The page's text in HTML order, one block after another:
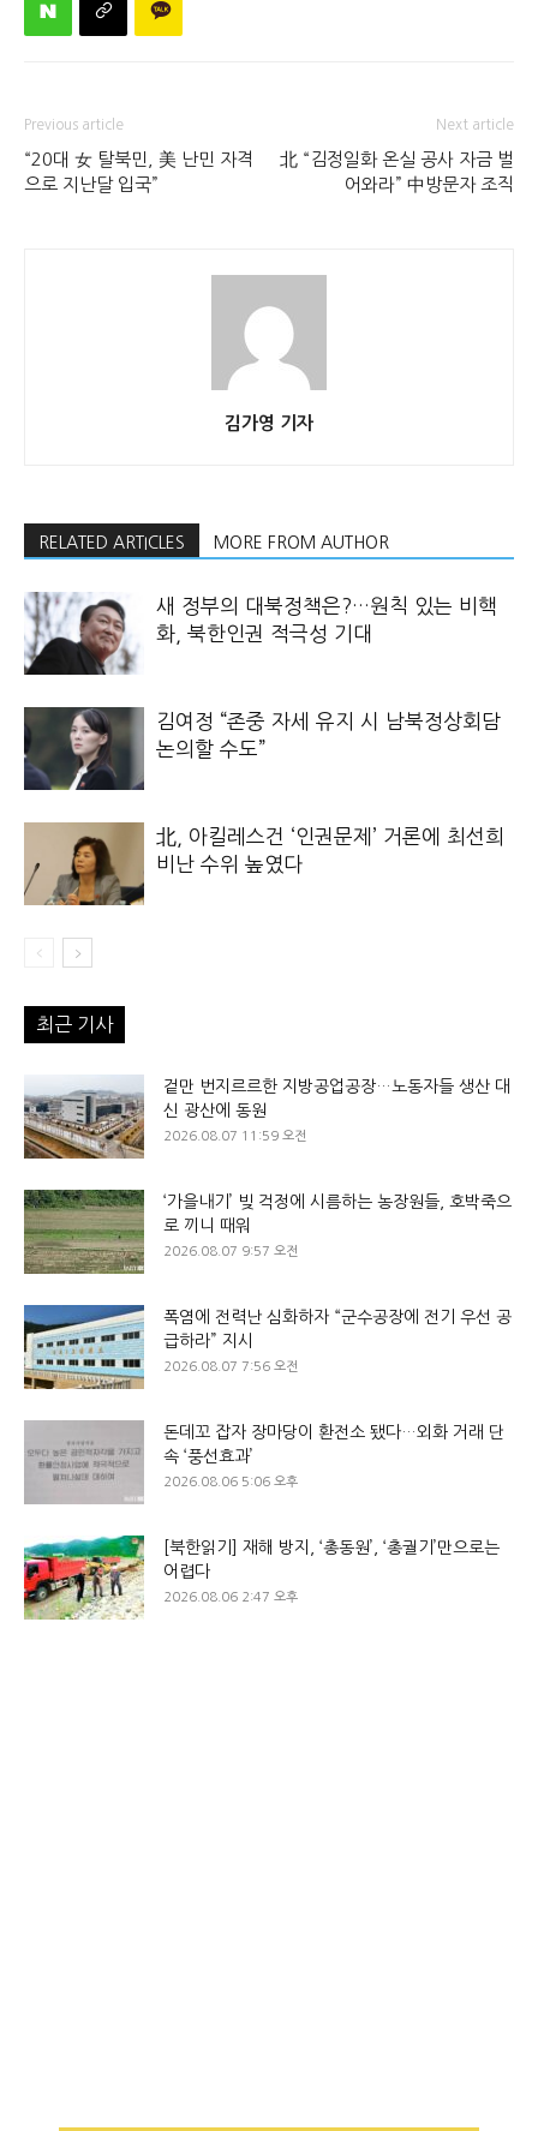
Previous article
“20대 女 탈북민, 美 난민 자격
으로 지난달 입국”
Next article
北 “김정일화 온실 공사 자금 벌
어와라” 中방문자 조직
김가영 기자
RELATED ARTICLES MORE FROM AUTHOR
새 정부의 대북정책은?…원칙 있는 비핵
화, 북한인권 적극성 기대
김여정 “존중 자세 유지 시 남북정상회담
논의할 수도”
北, 아킬레스건 ‘인권문제’ 거론에 최선희
비난 수위 높였다
최근 기사
겉만 번지르르한 지방공업공장…노동자들 생산 대
신 광산에 동원
2026.08.07 11:59 오전
‘가을내기’ 빚 걱정에 시름하는 농장원들, 호박죽으
로 끼니 때워
2026.08.07 9:57 오전
폭염에 전력난 심화하자 “군수공장에 전기 우선 공
급하라” 지시
2026.08.07 7:56 오전
돈데꼬 잡자 장마당이 환전소 됐다…외화 거래 단
속 ‘풍선효과’
2026.08.06 5:06 오후
[북한읽기] 재해 방지, ‘총동원’, ‘총궐기’만으로는
어렵다
2026.08.06 2:47 오후